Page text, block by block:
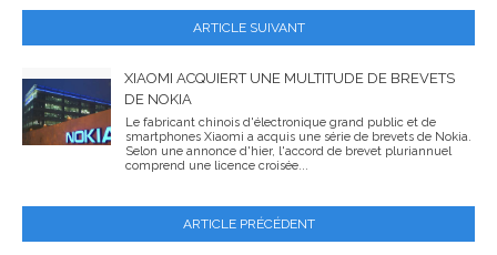
ARTICLE SUIVANT
XIAOMI ACQUIERT UNE MULTITUDE DE BREVETS
DE NOKIA
Le fabricant chinois d'électronique grand public et de
smartphones Xiaomi a acquis une série de brevets de Nokia.
Selon une annonce d'hier, l'accord de brevet pluriannuel
comprend une licence croisée...
ARTICLE PRÉCÉDENT